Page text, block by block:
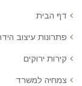
דף הבית
פתרונות עיצוב
קירות ירוקים
צמחיה למשרד